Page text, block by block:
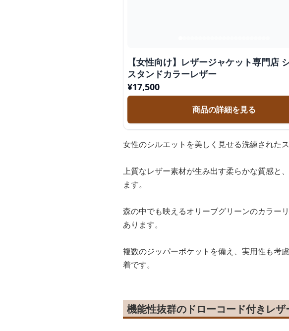
【女性向け】レザージャケット専門店
スタンドカラーレザー
¥17,500
商品の詳細を見る
女性のシルエットを美しく見せる洗練された
上質なレザー素材が生み出す柔らかな質感と
ます。
森の中でも映えるオリーブグリーンのカラー
あります。
複数のジッパーポケットを備え、実用性も考
着です。
機能性抜群のドローコード付きレ